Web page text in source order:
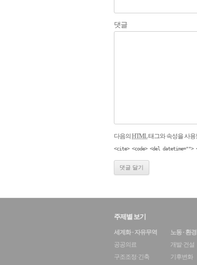
댓글
다음의 HTML태그와 속성을 사용
<cite> <code> <del
주제별 보기
세계화 · 자유무역
공공의료
구조조정·긴축
노동 · 환경
개발·건설
기후변화